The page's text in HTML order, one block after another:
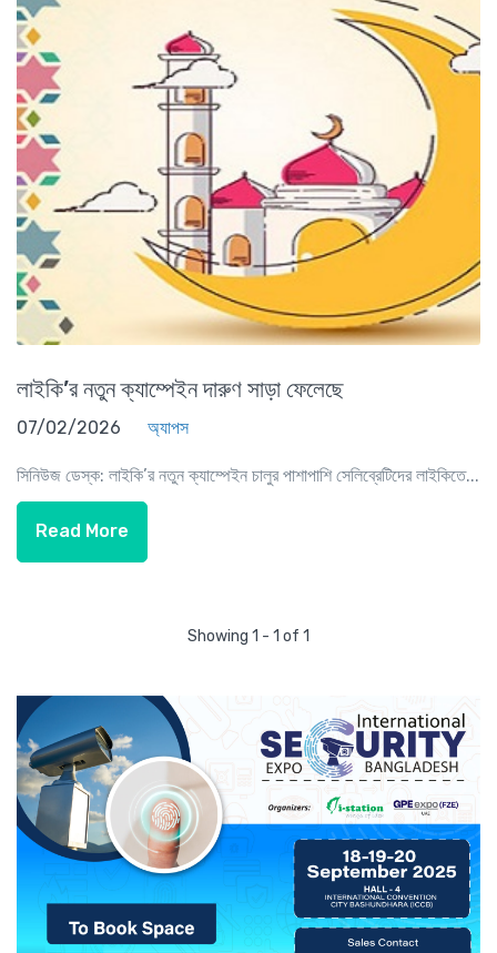
লাইকি’র নতুন ক্যাম্পেইন দারুণ সাড়া ফেলেছে
07/02/2026 অ্যাপস
সিনিউজ ডেস্ক: লাইকি’র নতুন ক্যাম্পেইন চালুর পাশাপাশি সেলিব্রেটিদের লাইকিতে...
Read More
Showing 1 - 1 of 1